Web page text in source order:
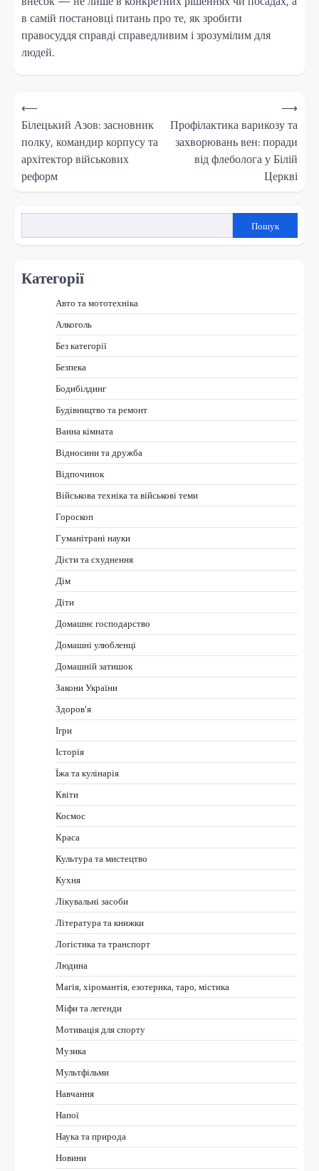
в самій постановці питань про те, як зробити
правосуддя справді справедливим і зрозумілим для
людей.
Навігація
записів
⟵
Білецький Азов: засновник
полку, командир корпусу та
архітектор військових
реформ
Профілактика варикозу та
захворювань вен: поради
від флеболога у Білій
Церкві
⟶
Пошук
Категорії
Авто та мототехніка
Алкоголь
Без категорії
Безпека
Бодибілдинг
Будівництво та ремонт
Ванна кімната
Відносини та дружба
Відпочинок
Військова техніка та військові теми
Гороскоп
Гуманітрані науки
Дієти та схуднення
Дім
Діти
Домашнє господарство
Домашні улюбленці
Домашній затишок
Закони України
Здоров'я
Ігри
Історія
Їжа та кулінарія
Квіти
Космос
Краса
Культура та мистецтво
Кухня
Лікувальні засоби
Література та книжки
Логістика та транспорт
Людина
Магія, хіромантія, езотерика, таро, містика
Міфи та легенди
Мотивація для спорту
Музика
Мультфільми
Навчання
Напої
Наука та природа
Новини